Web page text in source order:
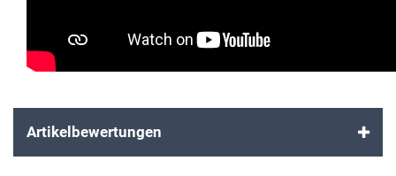
Artikelbewertungen